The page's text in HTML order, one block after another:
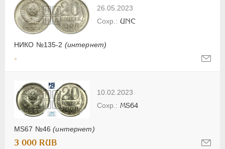
26.05.2023
НИКО №135-2 (интернет)
UNC
-
10.02.2023
MS67 №46(интернет)
MS64
3 000 RUB